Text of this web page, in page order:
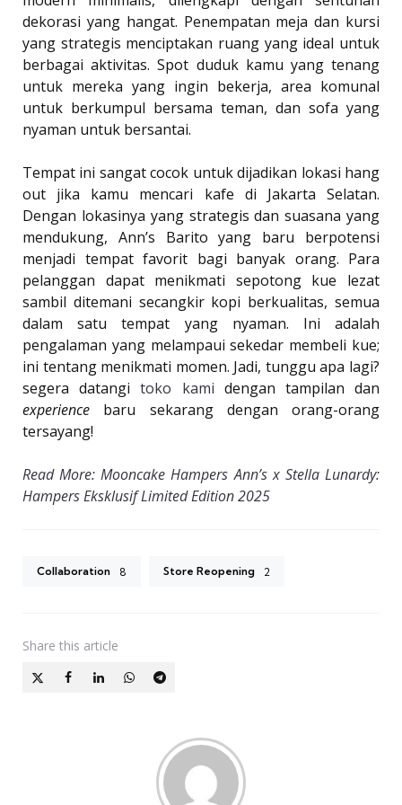
dekorasi yang hangat. Penempatan meja dan kursi
yang strategis menciptakan ruang yang ideal untuk
berbagai aktivitas. Spot duduk kamu yang tenang
untuk mereka yang ingin bekerja, area komunal
untuk berkumpul bersama teman, dan sofa yang
nyaman untuk bersantai.
Tempat ini sangat cocok untuk dijadikan lokasi hang
out jika kamu mencari kafe di Jakarta Selatan.
Dengan lokasinya yang strategis dan suasana yang
mendukung, Ann’s Barito yang baru berpotensi
menjadi tempat favorit bagi banyak orang. Para
pelanggan dapat menikmati sepotong kue lezat
sambil ditemani secangkir kopi berkualitas, semua
dalam satu tempat yang nyaman. Ini adalah
pengalaman yang melampaui sekedar membeli kue;
ini tentang menikmati momen. Jadi, tunggu apa lagi?
segera datangitoko kami dengan tampilan dan
experience baru sekarang dengan orang-orang
tersayang!
Read More: Mooncake Hampers Ann’s x Stella Lunardy:
Hampers Eksklusif Limited Edition 2025
Collaboration 8 Store Reopening 2
Share this article